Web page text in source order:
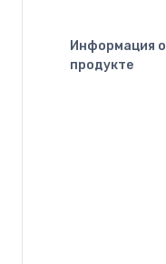
Информация о
продукте